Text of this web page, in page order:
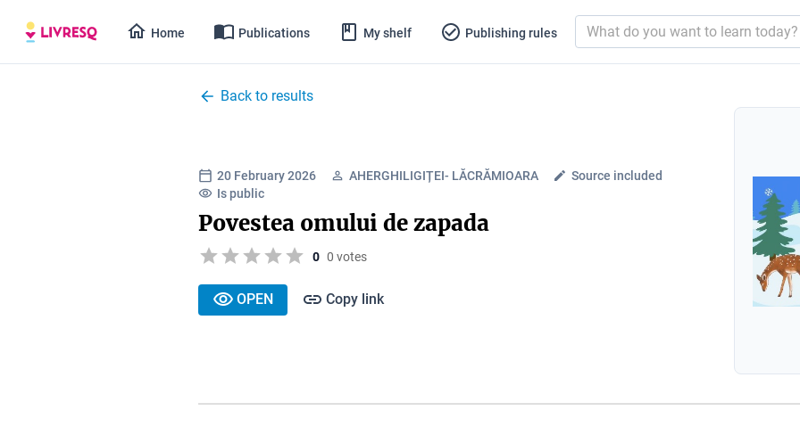
Home Publications My shelf Publishing rules
Back to results
20 February 2026 AHERGHILIGIȚEI- LĂCRĂMIOARA
Source included
Is public
Povestea omului de zapada
0 0 votes
OPEN Copy link